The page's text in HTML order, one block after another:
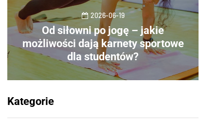
2026-06-19
Od siłowni po jogę – jakie
możliwości dają karnety sportowe
dla studentów?
Kategorie